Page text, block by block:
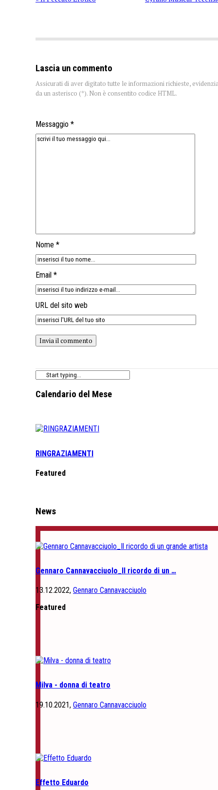
Lascia un commento
Assicurati di aver digitato tutte le informazioni richieste,
da un asterisco (*). Non è consentito codice HTML.
Messaggio *
Nome *
Email *
URL del sito web
Calendario del Mese
RINGRAZIAMENTI
Featured
News
Gennaro Cannavacciuolo_Il ricordo di un …
13.12.2022, Gennaro Cannavacciuolo
Featured
Milva - donna di teatro
19.10.2021, Gennaro Cannavacciuolo
Effetto Eduardo